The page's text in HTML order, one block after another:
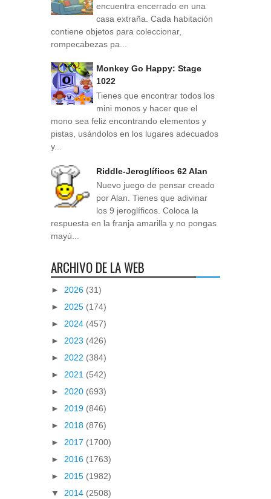
encuentra encerrado en una
casa extraña. Cada habitación
contiene objetos para coleccionar,
rompecabezas pa...
Monkey Go Happy: Stage
1022
Tienes que encontrar todos los
mini monos y hacer que el
mono sea feliz encontrando elementos y
pistas, usándolos en los lugares adecuados
y...
Riddle-Jeroglíficos 62 Alan
Nuevo juego de pensar creado
por Alan. Tienes que adivinar
los 9 jeroglíficos. Coloca la
respuesta en la franja amarilla y no pongas
mayú...
ARCHIVO DE LA WEB
► 2026 (31)
► 2025 (174)
► 2024 (457)
► 2023 (426)
► 2022 (384)
► 2021 (542)
► 2020 (693)
► 2019 (846)
► 2018 (876)
► 2017 (1700)
► 2016 (1763)
► 2015 (1982)
▼ 2014 (2508)